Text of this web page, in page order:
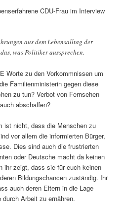
CDU-Frau im Interview
aus dem Lebensalltag der
was Politiker aussprechen.
Worte zu den Vorkommnissen um
Familienministerin gegen diese
zu tun? Verbot von Fernsehen
abschaffen?
ist nicht, dass die Menschen zu
vor allem die informierten Bürger,
Dies sind auch die frustrierten
oder Deutsche macht da keinen
ihr zeigt, dass sie für euch keinen
Bildungschancen zuständig. Ihr
auch deren Eltern in die Lage
Arbeit zu ernähren.